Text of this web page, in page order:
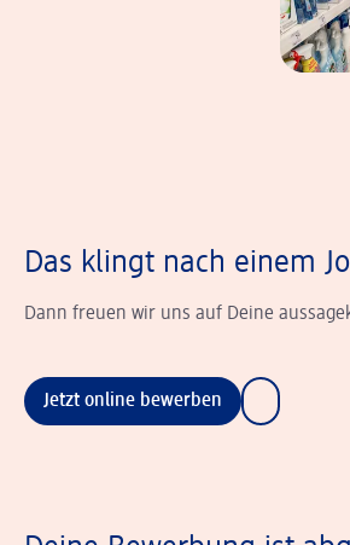
Das klingt nach einem
Dann freuen wir uns auf Deine
Jetzt online bewerben